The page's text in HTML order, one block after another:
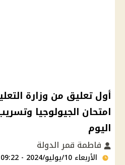
أول تعليق من وزارة
امتحان الجيولوجيا
اليوم
فاطمة قمر الدولة
الأربعاء 10/يوليو/2024 - 09:22 ص